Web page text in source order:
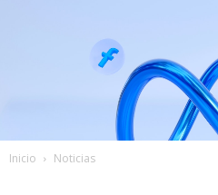
Inicio Noticias